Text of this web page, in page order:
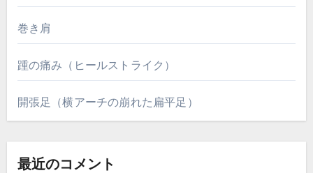
巻き肩
踵の痛み（ヒールストライク）
開張足（横アーチの崩れた扁平足）
最近のコメント